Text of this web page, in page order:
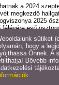
a 2024
megkezdő
2025
félévére eső
nyújthatnak be
a felsőoktatási
Az ösztöndíj
félévére a
rendelkezzen.
sütiket
hogy a
Önnek. A
Bővebb